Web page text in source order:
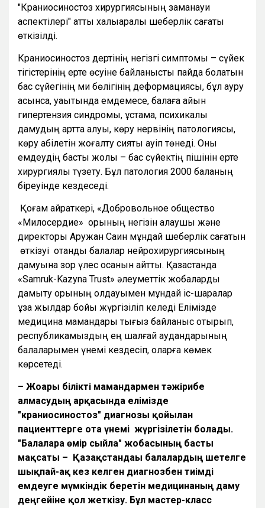
"Краниосиностоз хирургиясының заманауи
аспектілері" атты халықаралық шеберлік сағаты
өткізілді.
Краниосиностоз дертінің негізгі симптомы – сүйек
тігістерінің ерте өсуіне байланысты пайда болатын
бас сүйегінің ми бөлігінің деформациясы, бұл ауру
асқынса, уақытында емдемесе, балаға айқын
гипертензия синдромы, ұстама, психикалық
дамудың артта қалуы, көру нервінің патологиясы,
көру қабілетін жоғалту сияқты қауіп төнеді. Оны
емдеудің басты жолы – бас сүйектің пішінін ерте
хирургиялық түзету. Бұл патология 2000 баланың
біреуінде кездеседі.
Қоғам қайраткері, «Добровольное общество
«Милосердие» қорының негізін қалаушы және
директоры Аружан Саин мұндай шеберлік сағатын
өткізуі отандық балалар нейрохирургиясының
дамуына зор үлес қосқанын айтты. Қазақстанда
«Samruk-Kazyna Trust» әлеуметтік жобаларды
дамыту қорының қолдауымен мұндай іс-шаралар
ұзақ жылдар бойы жүргізіліп келеді Елімізде
медицина мамандары тығыз байланыс отырып,
республикамыздың ең шалғай аудандарының
балаларымен үнемі кездесіп, оларға көмек
көрсетеді.
– Жоғары білікті мамандармен тәжірибе
алмасудың арқасында елімізде
"краниосиностоз" диагнозы қойылған
пациенттерге ота үнемі жүргізілетін болады.
"Балаларға өмір сыйла" жобасының басты
мақсаты – Қазақстандағы балалардың шетелге
шықпай-ақ кез келген диагнозбен тиімді
емдеуге мүмкіндік беретін медицинаның даму
деңгейіне қол жеткізу. Бұл мастер-класс